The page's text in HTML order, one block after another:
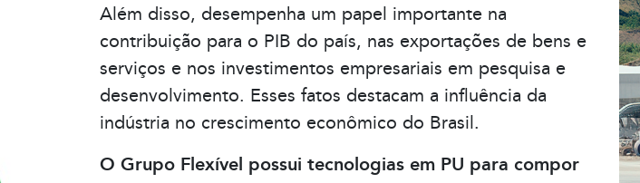
Além disso, desempenha um papel importante na
contribuição para o PIB do país, nas exportações de bens e
serviços e nos investimentos empresariais em pesquisa e
desenvolvimento. Esses fatos destacam a influência da
indústria no crescimento econômico do Brasil.
O Grupo Flexível possui tecnologias em PU para compor